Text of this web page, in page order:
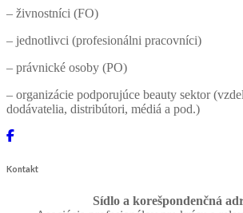
– živnostníci (FO)
– jednotlivci (profesionálni pracovníci)
– právnické osoby (PO)
– organizácie podporujúce beauty sektor
dodávatelia, distribútori, médiá a pod.)
Kontakt
Sídlo a korešpondenčná